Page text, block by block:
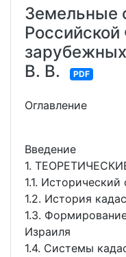
Земельные
В. В.
PDF
Оглавление
Введение
1.
1.1.
1.2. История
1.3.
Израиля
1.4. Системы